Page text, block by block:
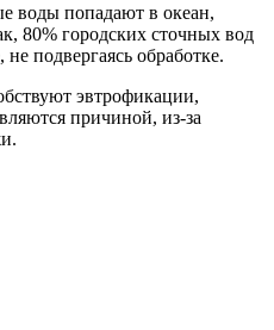
воды попадают в океан,
80% городских сточных вод
подвергаясь обработке.
эвтрофикации,
причиной, из-за